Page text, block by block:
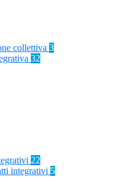
collettiva 3
32
22
integrativi 5